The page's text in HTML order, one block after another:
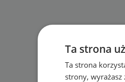
Ta strona
Ta strona
strony,